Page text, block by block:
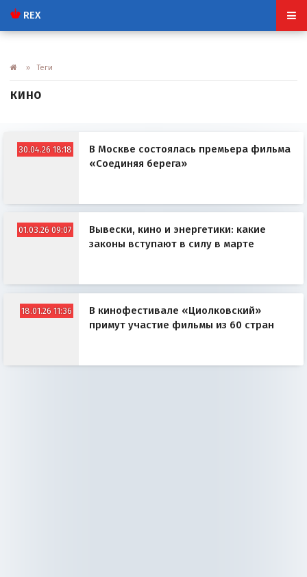
REX
» Теги
кино
30.04.26 18:18
В Москве состоялась премьера фильма
«Соединяя берега»
01.03.26 09:07
Вывески, кино и энергетики: какие
законы вступают в силу в марте
18.01.26 11:36
В кинофестивале «Циолковский»
примут участие фильмы из 60 стран